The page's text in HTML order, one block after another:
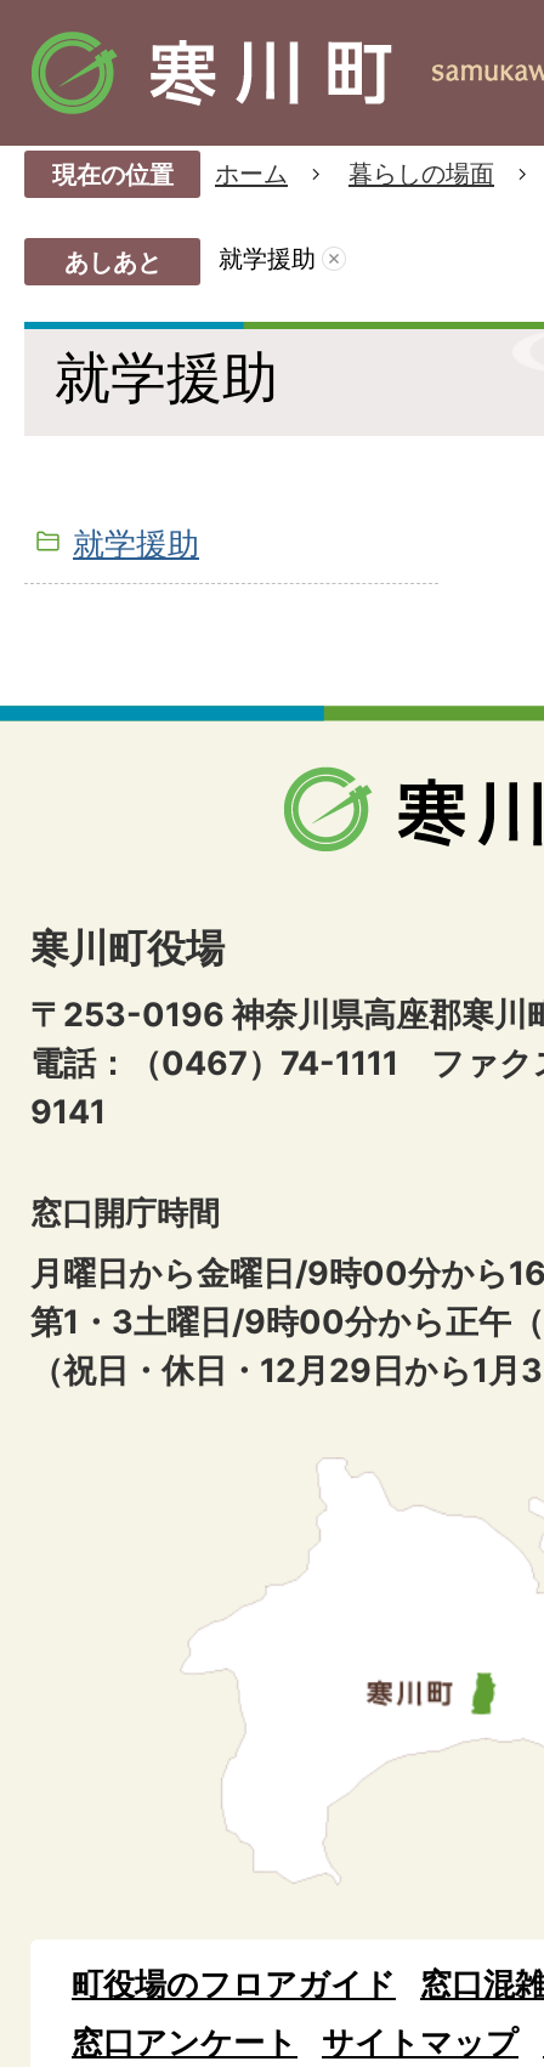
現在の位置 ホーム 暮らしの場面
あしあと 就学援助
就学援助
就学援助
寒川町役場
〒253-0196 神奈川県高座郡寒川
電話：（0467）74-1111 ファ
9141
窓口開庁時間
月曜日から金曜日/9時00分から
第1・3土曜日/9時00分から正午
（祝日・休日・12月29日から1月
町役場のフロアガイド
窓口混
窓口アンケート
サイトマップ